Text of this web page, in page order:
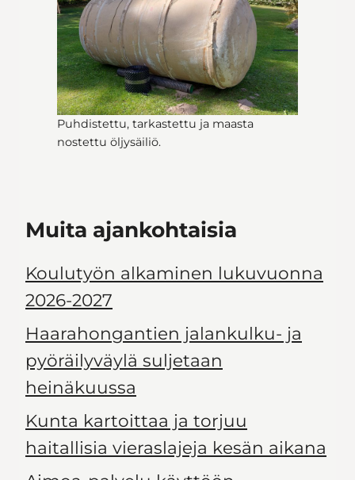
Puhdistettu, tarkastettu ja maasta
nostettu öljysäiliö.
Muita ajankohtaisia
Koulutyön alkaminen lukuvuonna
2026-2027
Haarahongantien jalankulku- ja
pyöräilyväylä suljetaan
heinäkuussa
Kunta kartoittaa ja torjuu
haitallisia vieraslajeja kesän aikana